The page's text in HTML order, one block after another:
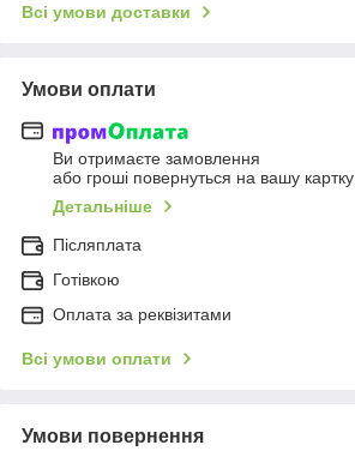
Всі умови доставки
Умови оплати
Ви отримаєте замовлення
або гроші повернуться на вашу картку
Детальніше
Післяплата
Готівкою
Оплата за реквізитами
Всі умови оплати
Умови повернення